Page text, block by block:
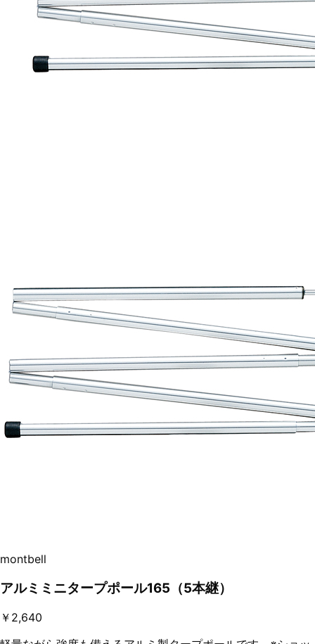
montbell
アルミミニタープポール165（5本継）
￥2,640